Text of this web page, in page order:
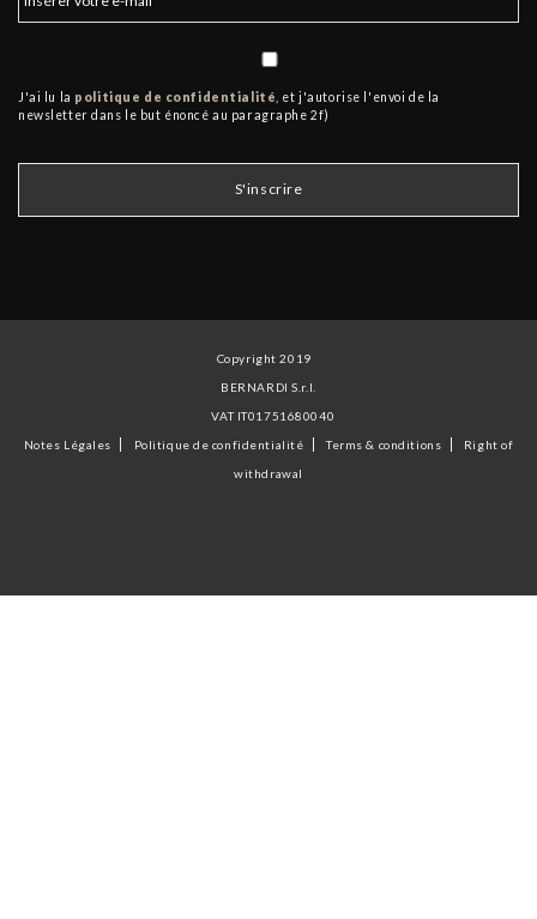
J'ai lu la politique de confidentialité , et j'autorise l'envoi de la
newsletter dans le but énoncé au paragraphe 2f)
Copyright 2019
BERNARDI S.r.l.
VAT IT01751680040
Notes Légales
Politique de confidentialité Terms & conditions
Right of
withdrawal